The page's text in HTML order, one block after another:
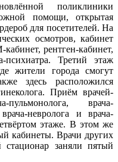
поликлиники
помощи, открытая
для посетителей. На
осмотров, кабинет
рентген-кабинет,
психиатра. Третий этаж
жители города смогут
здесь расположился
Приём врачей-
пульмонолога, врача-
невролога и врача-
этаже. В этом же
кабинеты. Врачи других
стационар заняли пятый